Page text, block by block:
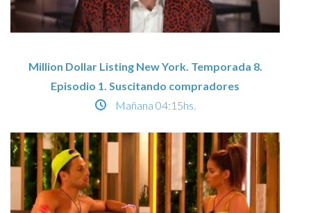
Million Dollar Listing New York. Temporada 8.
Episodio 1. Suscitando compradores
Mañana 04:15hs.